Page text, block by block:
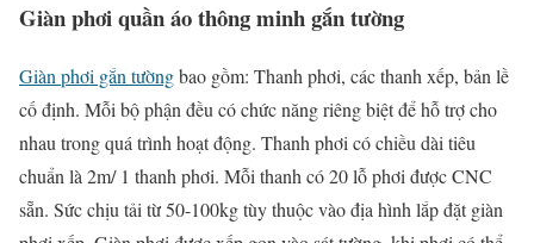
Giàn phơi quần áo thông minh gắn tường
Giàn phơi gắn tườngbao gồm: Thanh phơi, các thanh xếp, bản lề
cố định. Mỗi bộ phận đều có chức năng riêng biệt để hỗ trợ cho
nhau trong quá trình hoạt động. Thanh phơi có chiều dài tiêu
chuẩn là 2m/ 1 thanh phơi. Mỗi thanh có 20 lỗ phơi được CNC
sẵn. Sức chịu tải từ 50-100kg tùy thuộc vào địa hình lắp đặt giàn